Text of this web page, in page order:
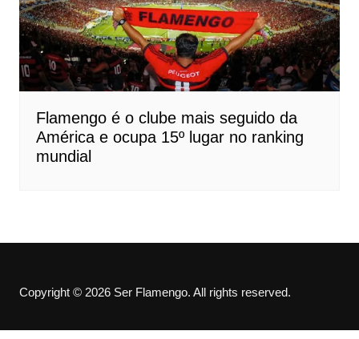
Flamengo é o clube mais seguido da
América e ocupa 15º lugar no ranking
mundial
Copyright © 2026 Ser Flamengo. All rights reserved.